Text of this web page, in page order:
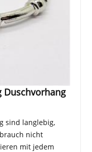
Duschvorhang
sind langlebig,
nicht
mit jedem